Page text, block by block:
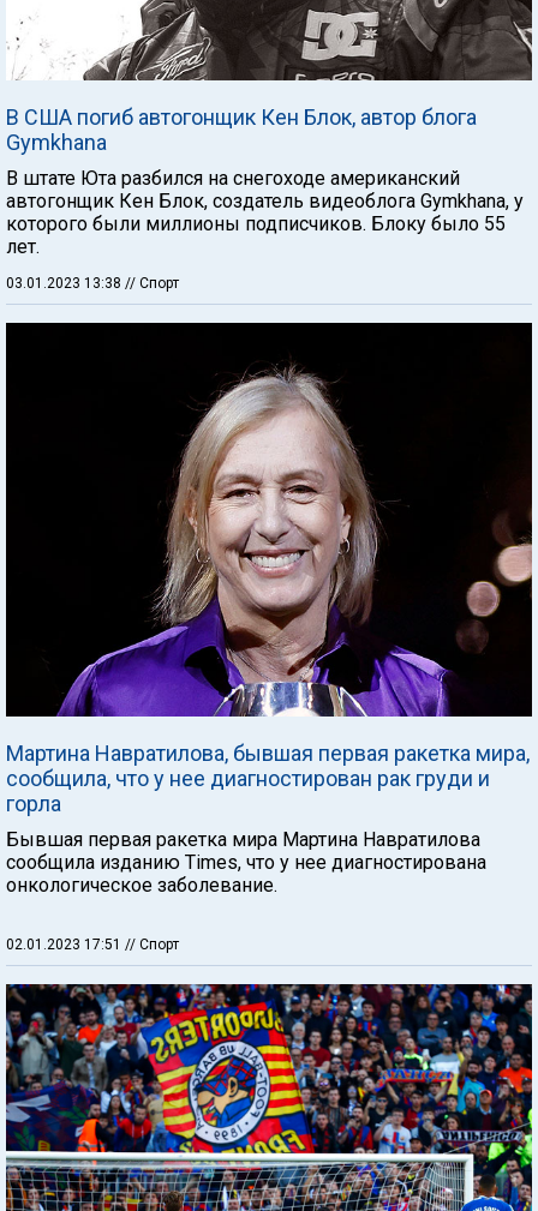
В США погиб автогонщик Кен Блок, автор блога
Gymkhana
В штате Юта разбился на снегоходе американский
автогонщик Кен Блок, создатель видеоблога Gymkhana, у
которого были миллионы подписчиков. Блоку было 55
лет.
03.01.2023 13:38 // Спорт
Мартина Навратилова, бывшая первая ракетка мира,
сообщила, что у нее диагностирован рак груди и
горла
Бывшая первая ракетка мира Мартина Навратилова
сообщила изданию Times, что у нее диагностирована
онкологическое заболевание.
02.01.2023 17:51 // Спорт